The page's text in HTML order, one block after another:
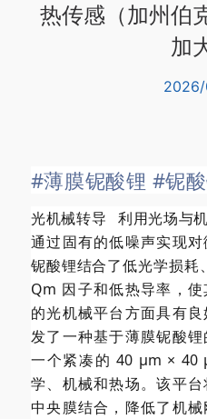
热传感（加州伯
加
#薄膜铌酸锂 #铌
光机械转导
利用光场与
通过固有的低噪声实现对
铌酸锂结合了低光学损耗
Qm 因子和低热导率，
的光机械平台方面具有
发了一种基于薄膜铌酸
一个紧凑的 40 µm × 40
学、机械和热场。该平
中央膜结合，降低了机